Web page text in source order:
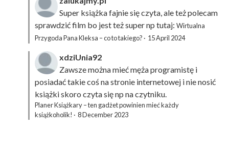
Super książka fajnie się czyta, ale też polecam
sprawdzić film bo jest też super np tutaj: Wirtualna
Przygoda Pana Kleksa – co to takiego? · 15 April 2024
xdziUnia92
Zawsze można mieć męża programistę i
posiadać takie coś na stronie internetowej i nie nosić
książki skoro czyta się np na czytniku.
Planer Książkary – ten gadżet powinien mieć każdy
książkoholik! · 8 December 2023